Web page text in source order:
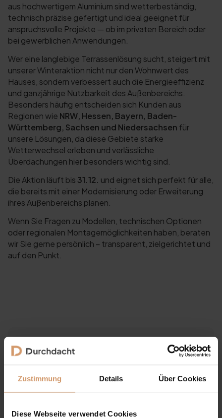
Zustimmung Details Über Cookies
Diese Webseite verwendet Cookies
aus hochwertigem Aluminium sind wetterbeständig,
technisch präzise gefertigt und ideal geeignet für
anspruchsvolle Projekte — ob im privaten Bereich oder
bei gewerblichen Anwendungen.
Wer eine langlebige Terrassenlösung sucht, steigert mit
unserer Winteraktion nicht nur den Wohnwert des
Hauses, sondern verbessert auch die Energieeffizienz
und ganzjährige Nutzbarkeit des Außenbereichs.
Besonders häufig entscheiden sich Kunden aus
Regionen wie NRW, Hessen, Bayern, Baden-
Württemberg, Sachsen und Niedersachsen für
unsere Lösungen, da diese Gebiete starke
Wetterwechsel erleben und verlässliche
Überdachungen hier besonders wichtig sind.
Die Aktion läuft bis31.12. und eignet sich perfekt für alle,
die bereits mit einer Modernisierung oder Erweiterung
ihres Außenbereichs planen.
Wenn Sie Fragen zu Modellen, technischen Optionen
oder regionalen Montagemöglichkeiten haben, beraten
wir Sie gerne persönlich – transparent, zielgerichtet und
auf den Punkt.
Neuigkeiten Alle Nachrichten
Häuser: Anthrazit, Glas & klare Architektur